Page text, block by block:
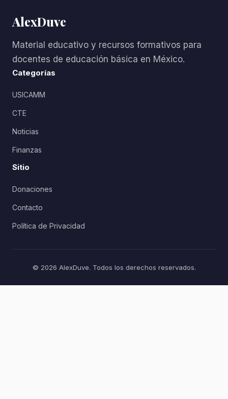
AlexDuve
Material educativo y recursos formativos para
docentes de educación básica en México.
Categorías
USICAMM
CTE
Noticias
Finanzas
Sitio
Donaciones
Contacto
Política de Privacidad
© 2026 AlexDuve. Todos los derechos reservados.